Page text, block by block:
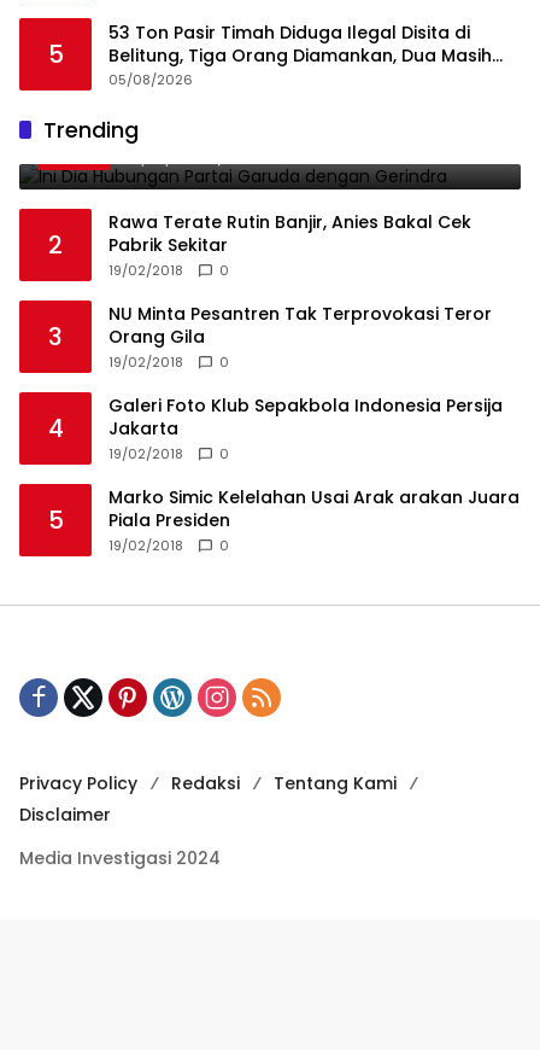
5
53 Ton Pasir Timah Diduga Ilegal Disita di
Belitung, Tiga Orang Diamankan, Dua Masih
Diburu
05/08/2026
Trending
1
Gerindra
2
Rawa Terate Rutin Banjir, Anies Bakal Cek
Pabrik Sekitar
19/02/2018 0
3
NU Minta Pesantren Tak Terprovokasi Teror
Orang Gila
19/02/2018 0
4
Galeri Foto Klub Sepakbola Indonesia Persija
Jakarta
19/02/2018 0
5
Marko Simic Kelelahan Usai Arak arakan Juara
Piala Presiden
19/02/2018 0
Privacy Policy Redaksi
Tentang Kami
Disclaimer
Media Investigasi 2024